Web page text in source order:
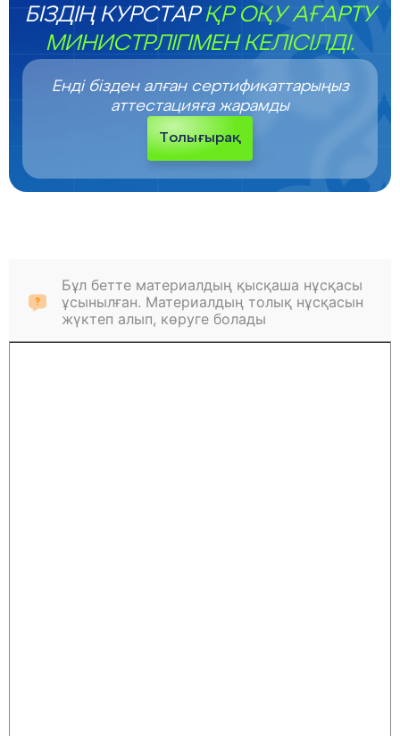
БІЗДІҢ КУРСТАРҚР ОҚУ АҒАРТУ
МИНИСТРЛІГІМЕН КЕЛІСІЛДІ.
Енді бізден алған сертификаттарыңыз
аттестацияға жарамды
Толығырақ
Бұл бетте материалдың қысқаша нұсқасы
ұсынылған. Материалдың толық нұсқасын
жүктеп алып, көруге болады